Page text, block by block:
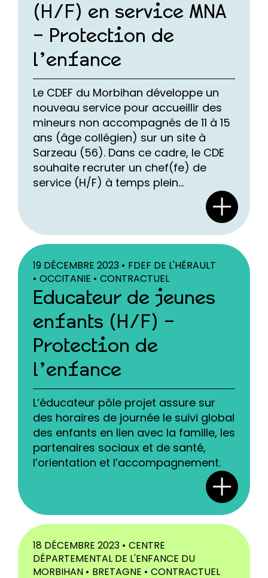
(H/F) en service MNA
– Protection de
l’enfance
Le CDEF du Morbihan développe un
nouveau service pour accueillir des
mineurs non accompagnés de 11 à 15
ans (âge collégien) sur un site à
Sarzeau (56). Dans ce cadre, le CDE
souhaite recruter un chef(fe) de
service (H/F) à temps plein...
19 DÉCEMBRE 2023 • FDEF DE L'HÉRAULT
• OCCITANIE • CONTRACTUEL
Educateur de jeunes
enfants (H/F) –
Protection de
l’enfance
L’éducateur pôle projet assure sur
des horaires de journée le suivi global
des enfants en lien avec la famille, les
partenaires sociaux et de santé,
l’orientation et l’accompagnement.
18 DÉCEMBRE 2023 • CENTRE
DÉPARTEMENTAL DE L'ENFANCE DU
MORBIHAN • BRETAGNE • CONTRACTUEL